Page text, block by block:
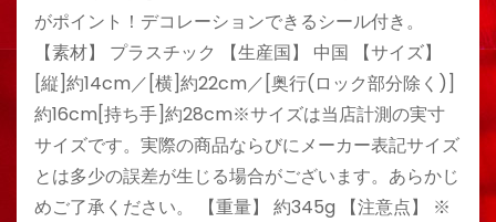
がポイント！デコレーションできるシール付き。
【素材】 プラスチック 【生産国】 中国 【サイズ】
[縦]約14cm／[横]約22cm／[奥行(ロック部分除く)]
約16cm[持ち手]約28cm※サイズは当店計測の実寸
サイズです。実際の商品ならびにメーカー表記サイズ
とは多少の誤差が生じる場合がございます。あらかじ
めご了承ください。 【重量】 約345g 【注意点】 ※